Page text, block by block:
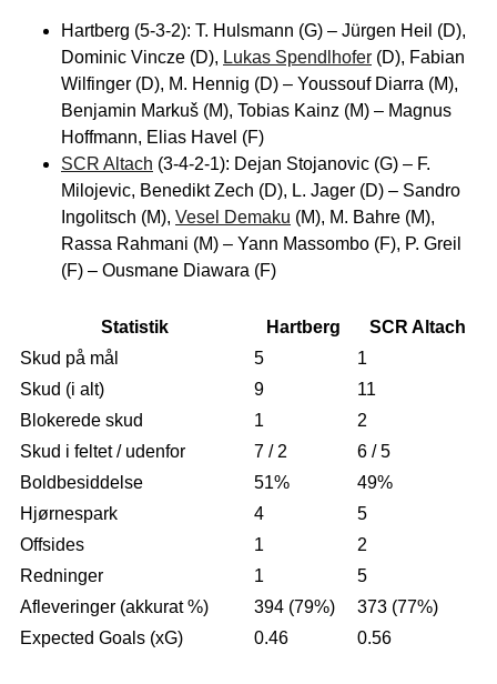
Hartberg (5-3-2): T. Hulsmann (G) – Jürgen Heil (D),
Dominic Vincze (D), Lukas Spendlhofer (D), Fabian
Wilfinger (D), M. Hennig (D) – Youssouf Diarra (M),
Benjamin Markuš (M), Tobias Kainz (M) – Magnus
Hoffmann, Elias Havel (F)
SCR Altach (3-4-2-1): Dejan Stojanovic (G) – F.
Milojevic, Benedikt Zech (D), L. Jager (D) – Sandro
Ingolitsch (M), Vesel Demaku (M), M. Bahre (M),
Rassa Rahmani (M) – Yann Massombo (F), P. Greil
(F) – Ousmane Diawara (F)
Statistik Hartberg
SCR Altach
Skud på mål
5
1
Skud (i alt)
9
11
Blokerede skud
1
2
Skud i feltet / udenfor
7 / 2
6 / 5
Boldbesiddelse
51%
49%
Hjørnespark
4
5
Offsides
1
2
Redninger
1
5
Afleveringer (akkurat %)
394 (79%)
373 (77%)
Expected Goals (xG)
0.46 0.56